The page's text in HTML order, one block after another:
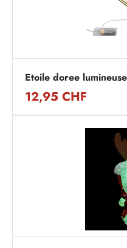
Etoile doree
12,95 CHF